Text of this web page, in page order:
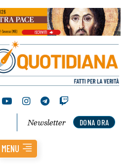
DONA ORA
Newsletter
MENU